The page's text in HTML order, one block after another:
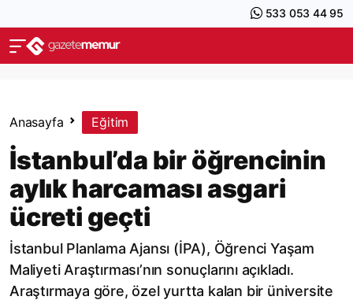
533 053 44 95
Anasayfa Eğitim
İstanbul’da bir öğrencinin
aylık harcaması asgari
ücreti geçti
İstanbul Planlama Ajansı (İPA), Öğrenci Yaşam
Maliyeti Araştırması’nın sonuçlarını açıkladı.
Araştırmaya göre, özel yurtta kalan bir üniversite